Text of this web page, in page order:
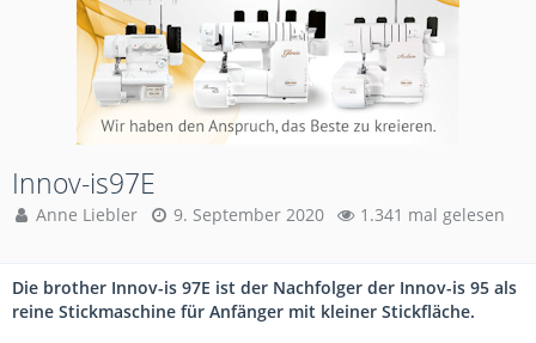
Innov-is97E
Anne Liebler 9. September 2020 1.341 mal gelesen
Die brother Innov-is 97E ist der Nachfolger der Innov-is 95 als
reine Stickmaschine für Anfänger mit kleiner Stickfläche.